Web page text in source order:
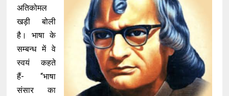
अतिकोमल
खड़ी बोली
है। भाषा के
सम्बन्ध में वे
स्वयं कहते
हैं- “भाषा
संसार का